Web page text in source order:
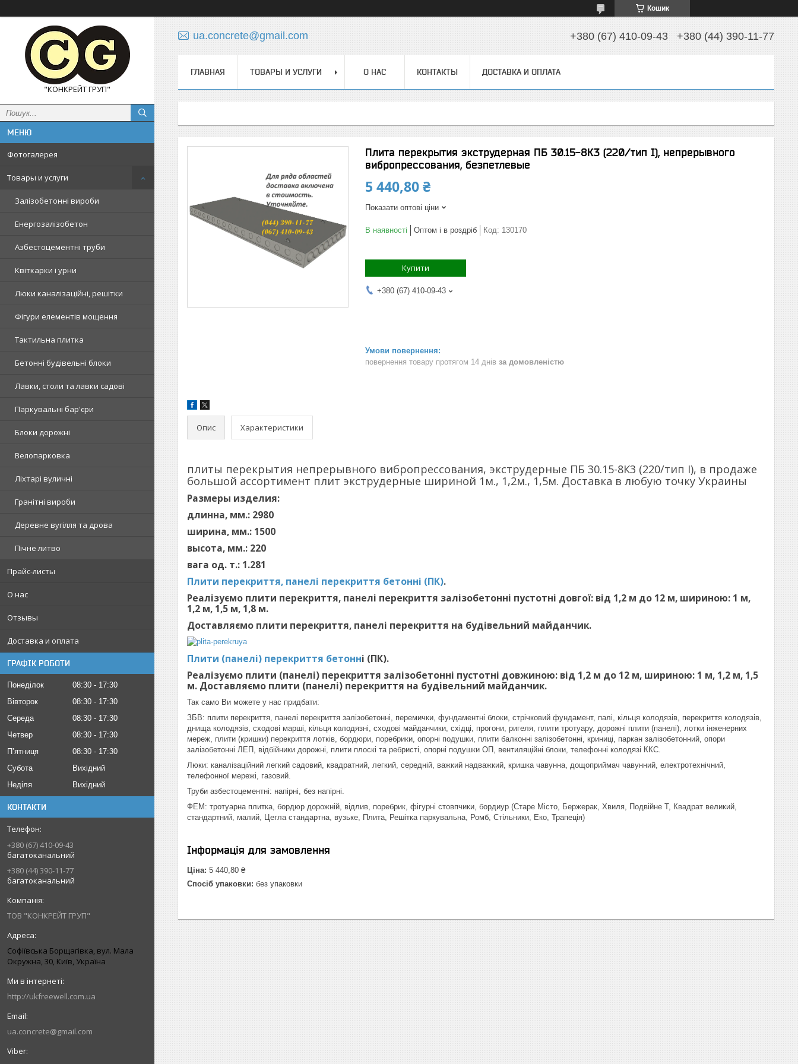
Кошик
"КОНКРЕЙТ ГРУП"
Фотогалерея
Товары и услуги
Залізобетонні вироби
Енергозалізобетон
Азбестоцементні труби
Квіткарки і урни
Люки каналізаційні, решітки
Фігури елементів мощення
Тактильна плитка
Бетонні будівельні блоки
Лавки, столи та лавки садові
Паркувальні бар'єри
Блоки дорожні
Велопарковка
Ліхтарі вуличні
Гранітні вироби
Деревне вугілля та дрова
Пічне литво
Прайс-листы
О нас
Отзывы
Доставка и оплата
ГРАФІК РОБОТИ
Понеділок 08:30
17:30
Вівторок
08:30
17:30
Середа
08:30
17:30
Четвер
08:30
17:30
Пʼятниця
08:30
17:30
Субота
Вихідний
Неділя
Вихідний
КОНТАКТИ
+380 (67) 410-09-43
багатоканальний
+380 (44) 390-11-77
багатоканальний
ТОВ "КОНКРЕЙТ ГРУП"
Софіївська Борщагівка, вул. Мала
Окружна, 30, Київ, Україна
http://ukfreewell.com.ua
ua.concrete@gmail.com
ua.concrete@gmail.com +380 (67) 410-09-43 +380 (44) 390-11-77
ГЛАВНАЯ ТОВАРЫ И УСЛУГИ О НАС КОНТАКТЫ ДОСТАВКА И ОПЛАТА
Плита перекрытия экструдерная ПБ 30.15-8К3 (220/тип І), непрерывного
вибропрессования, безпетлевые
5 440,80 ₴
Показати оптові ціни
В наявності Оптом і в роздріб Код: 130170
Купити
+380 (67) 410-09-43
повернення товару протягом 14 днів за домовленістю
Опис Характеристики
плиты перекрытия непрерывного вибропрессования, экструдерные ПБ 30.15-8К3 (220/тип І), в продаже
большой ассортимент плит экструдерные шириной 1м., 1,2м., 1,5м. Доставка в любую точку Украины
Размеры изделия:
длинна, мм.: 2980
ширина, мм.: 1500
высота, мм.: 220
вага од. т.: 1.281
Плити перекриття, панелі перекриття бетонні (ПК).
Реалізуємо плити перекриття, панелі перекриття залізобетонні пустотні довгої: від 1,2 м до 12 м, шириною: 1 м,
1,2 м, 1,5 м, 1,8 м.
Доставляємо плити перекриття, панелі перекриття на будівельний майданчик.
Плити (панелі) перекриття бетонні (ПК).
Реалізуємо плити (панелі) перекриття залізобетонні пустотні довжиною: від 1,2 м до 12 м, шириною: 1 м, 1,2 м, 1,5
м. Доставляємо плити (панелі) перекриття на будівельний майданчик.
Так само Ви можете у нас придбати:
ЗБВ: плити перекриття, панелі перекриття залізобетонні, перемички, фундаментні блоки, стрічковий фундамент, палі, кільця колодязів, перекриття колодязів,
днища колодязів, сходові марші, кільця колодязні, сходові майданчики, східці, прогони, ригеля, плити тротуару, дорожні плити (панелі), лотки інженерних
мереж, плити (кришки) перекриття лотків, бордюри, поребрики, опорні подушки, плити балконні залізобетонні, криниці, паркан залізобетонний, опори
залізобетонні ЛЕП, відбійники дорожні, плити плоскі та ребристі, опорні подушки ОП, вентиляційні блоки, телефонні колодязі ККС.
Люки: каналізаційний легкий садовий, квадратний, легкий, середній, важкий надважкий, кришка чавунна, дощоприймач чавунний, електротехнічний,
телефонної мережі, газовий.
Труби азбестоцементні: напірні, без напірні.
ФЕМ: тротуарна плитка, бордюр дорожній, відлив, поребрик, фігурні стовпчики, бордиур (Старе Місто, Бержерак, Хвиля, Подвійне Т, Квадрат великий,
стандартний, малий, Цегла стандартна, вузьке, Плита, Решітка паркувальна, Ромб, Стільники, Еко, Трапеція)
Інформація для замовлення
Ціна: 5 440,80 ₴
Спосіб упаковки: без упаковки